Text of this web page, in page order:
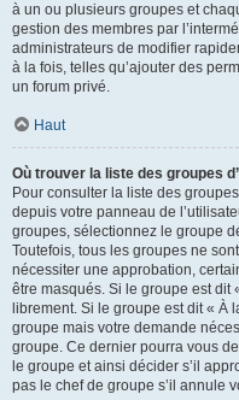
à un ou plusieurs groupes et
gestion des membres par
administrateurs de modifier
à la fois, telles qu’ajouter des
un forum privé.
Haut
Où trouver la liste des groupes
Pour consulter la liste des
depuis votre panneau de
groupes, sélectionnez le groupe
Toutefois, tous les groupes ne
nécessiter une approbation,
être masqués. Si le groupe est dit
librement. Si le groupe est dit « À
groupe mais votre demande
groupe. Ce dernier pourra vous
le groupe et ainsi décider s’il
pas le chef de groupe s’il annule